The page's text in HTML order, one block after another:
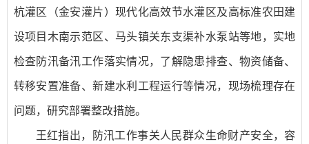
杭灌区（金安灌片）现代化高效节水灌区及高标准农田建
设项目木南示范区、马头镇关东支渠补水泵站等地，实地
检查防汛备汛工作落实情况，了解隐患排查、物资储备、
转移安置准备、新建水利工程运行等情况，现场梳理存在
问题，研究部署整改措施。
王红指出，防汛工作事关人民群众生命财产安全，容